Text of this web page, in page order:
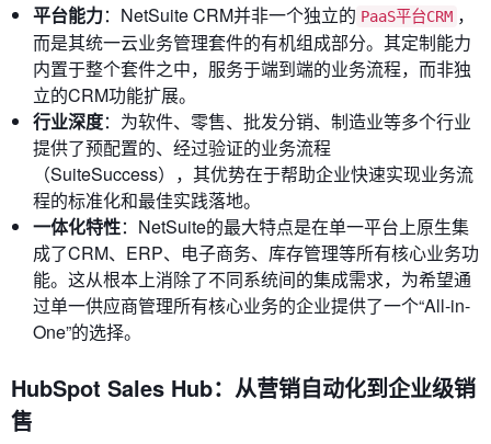
平台能力：NetSuite CRM并非一个独立的 PaaS平台CRM ，
而是其统一云业务管理套件的有机组成部分。其定制能力
内置于整个套件之中，服务于端到端的业务流程，而非独
立的CRM功能扩展。
行业深度：为软件、零售、批发分销、制造业等多个行业
提供了预配置的、经过验证的业务流程
（SuiteSuccess），其优势在于帮助企业快速实现业务流
程的标准化和最佳实践落地。
一体化特性：NetSuite的最大特点是在单一平台上原生集
成了CRM、ERP、电子商务、库存管理等所有核心业务功
能。这从根本上消除了不同系统间的集成需求，为希望通
过单一供应商管理所有核心业务的企业提供了一个“All-in-
One”的选择。
HubSpot Sales Hub：从营销自动化到企业级销
售